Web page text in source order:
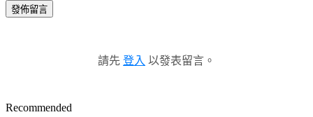
發佈留言
請先 登入 以發表留言。
Recommended